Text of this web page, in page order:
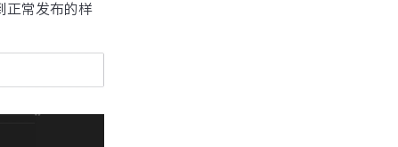
正常发布的样